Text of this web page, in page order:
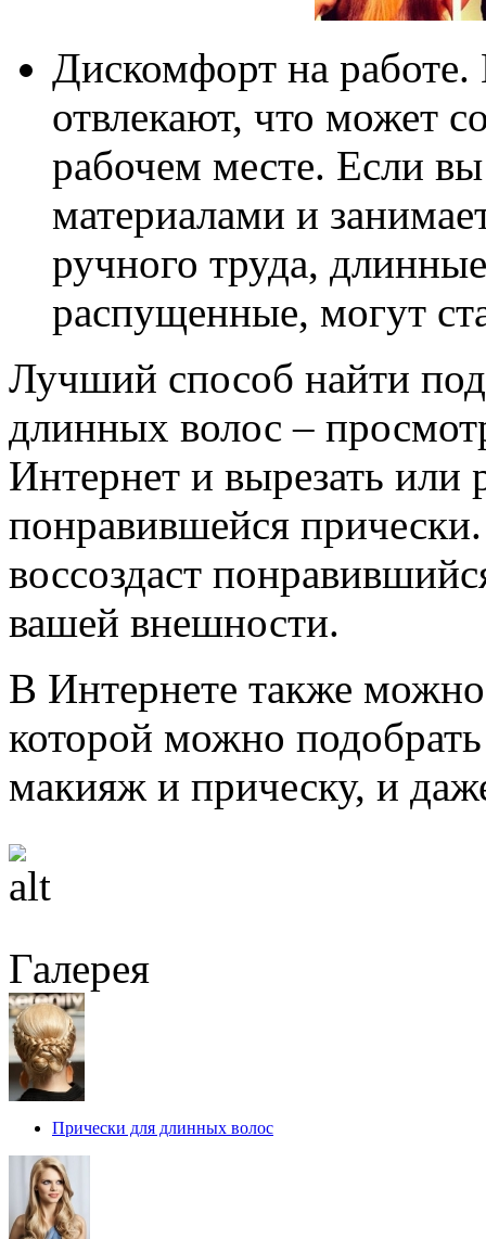
Дискомфорт на
отвлекают, что может
рабочем месте. Если
материалами и
ручного труда,
распущенные, могут
Лучший способ найти
длинных волос –
Интернет и вырезать или
понравившейся
воссоздаст
вашей внешности.
В Интернете также
которой можно
макияж и прическу, и
Галерея
Прически для длинных волос